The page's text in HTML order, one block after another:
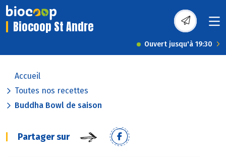
Biocoop St Andre
Ouvert jusqu'à 19:30
Accueil
Toutes nos recettes
Buddha Bowl de saison
Partager sur